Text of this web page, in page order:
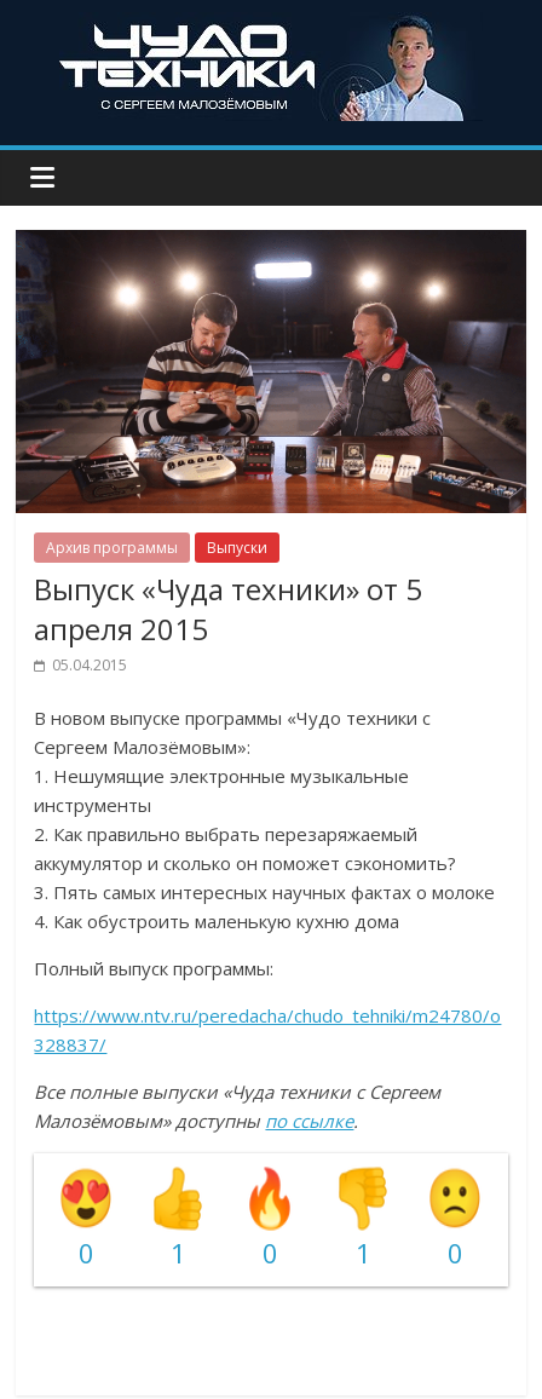
Архив программы Выпуски
Выпуск «Чуда техники» от 5
апреля 2015
05.04.2015
В новом выпуске программы «Чудо техники с
Сергеем Малозёмовым»:
1. Нешумящие электронные музыкальные
инструменты
2. Как правильно выбрать перезаряжаемый
аккумулятор и сколько он поможет сэкономить?
3. Пять самых интересных научных фактах о молоке
4. Как обустроить маленькую кухню дома
Полный выпуск программы:
https://www.ntv.ru/peredacha/chudo_tehniki/m24780/o
328837/
Все полные выпуски «Чуда техники с Сергеем
Малозёмовым» доступны по ссылке.
0 1 0 1 0